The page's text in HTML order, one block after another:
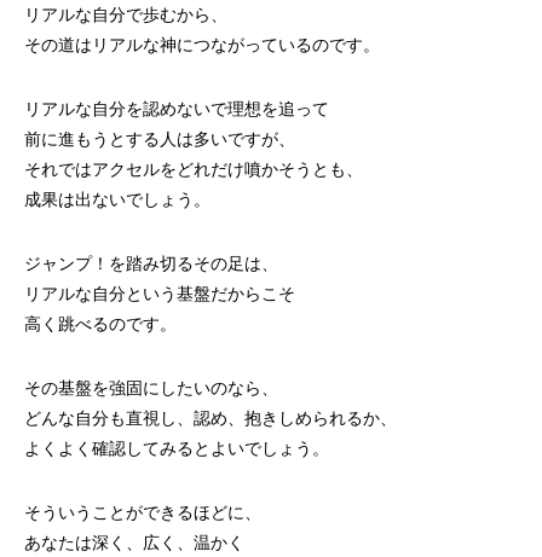
リアルな自分で歩むから、
その道はリアルな神につながっているのです。
リアルな自分を認めないで理想を追って
前に進もうとする人は多いですが、
それではアクセルをどれだけ噴かそうとも、
成果は出ないでしょう。
ジャンプ！を踏み切るその足は、
リアルな自分という基盤だからこそ
高く跳べるのです。
その基盤を強固にしたいのなら、
どんな自分も直視し、認め、抱きしめられるか、
よくよく確認してみるとよいでしょう。
そういうことができるほどに、
あなたは深く、広く、温かく